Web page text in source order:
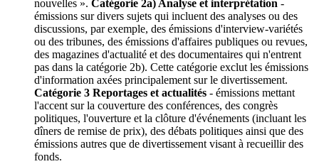
nouvelles ». Catégorie 2a) Analyse et interprétation -
émissions sur divers sujets qui incluent des analyses ou des
discussions, par exemple, des émissions d'interview-variétés
ou des tribunes, des émissions d'affaires publiques ou revues,
des magazines d'actualité et des documentaires qui n'entrent
pas dans la catégorie 2b). Cette catégorie exclut les émissions
d'information axées principalement sur le divertissement.
Catégorie 3 Reportages et actualités - émissions mettant
l'accent sur la couverture des conférences, des congrès
politiques, l'ouverture et la clôture d'événements (incluant les
dîners de remise de prix), des débats politiques ainsi que des
émissions autres que de divertissement visant à recueillir des
fonds.